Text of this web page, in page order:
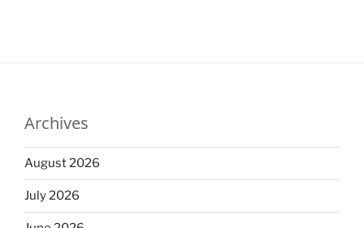
Archives
August 2026
July 2026